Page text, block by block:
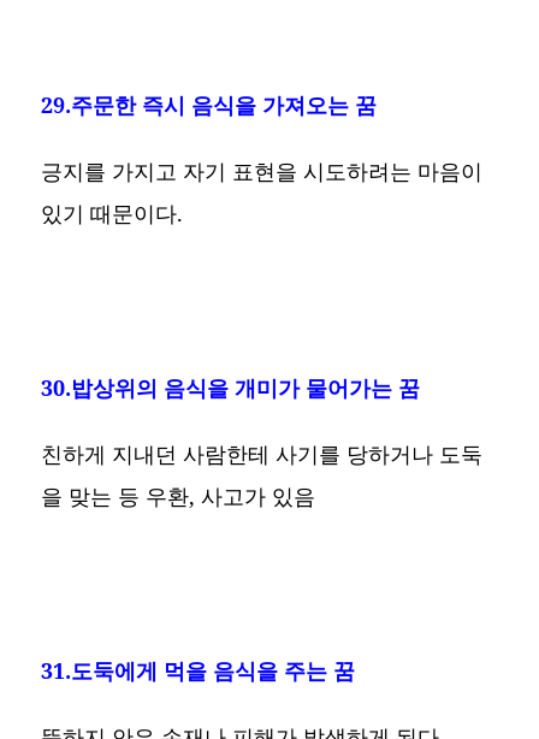
29.주문한 즉시 음식을 가져오는 꿈
긍지를 가지고 자기 표현을 시도하려는 마음이
있기 때문이다.
30.밥상위의 음식을 개미가 물어가는 꿈
친하게 지내던 사람한테 사기를 당하거나 도둑
을 맞는 등 우환, 사고가 있음
31.도둑에게 먹을 음식을 주는 꿈